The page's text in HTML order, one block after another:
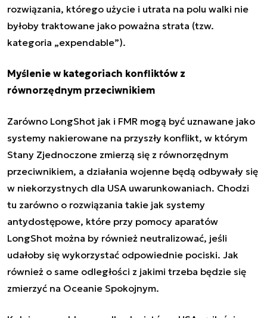
rozwiązania, którego użycie i utrata na polu walki nie
byłoby traktowane jako poważna strata (tzw.
kategoria „expendable”).
Myślenie w kategoriach konfliktów z
równorzędnym przeciwnikiem
Zarówno LongShot jak i FMR mogą być uznawane jako
systemy nakierowane na przyszły konflikt, w którym
Stany Zjednoczone zmierzą się z równorzędnym
przeciwnikiem, a działania wojenne będą odbywały się
w niekorzystnych dla USA uwarunkowaniach. Chodzi
tu zarówno o rozwiązania takie jak systemy
antydostępowe, które przy pomocy aparatów
LongShot można by również neutralizować, jeśli
udałoby się wykorzystać odpowiednie pociski. Jak
również o same odległości z jakimi trzeba będzie się
zmierzyć na Oceanie Spokojnym.